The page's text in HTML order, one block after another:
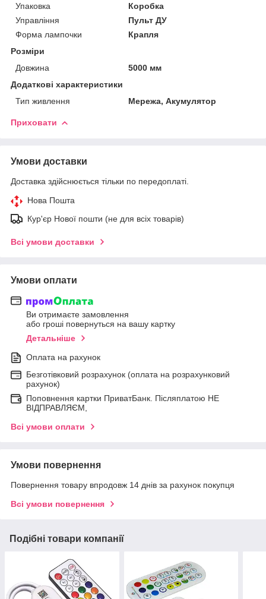
Упаковка
Коробка
Управління
Пульт ДУ
Форма лампочки
Крапля
Розміри
Довжина
5000 мм
Додаткові характеристики
Тип живлення
Мережа, Акумулятор
Приховати
Умови доставки
Доставка здійснюється тільки по передоплаті.
Нова Пошта
Кур'єр Нової пошти (не для всіх товарів)
Всі умови доставки
Умови оплати
Ви отримаєте замовлення
або гроші повернуться на вашу картку
Детальніше
Оплата на рахунок
Безготівковий розрахунок (оплата на розрахунковий
рахунок)
Поповнення картки ПриватБанк. Післяплатою НЕ
ВІДПРАВЛЯЄМ,
Всі умови оплати
Умови повернення
Повернення товару впродовж 14 днів за рахунок покупця
Всі умови повернення
Подібні товари компанії